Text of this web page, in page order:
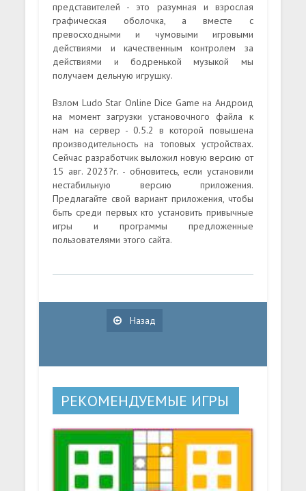
представителей - это разумная и взрослая
графическая оболочка, а вместе с
превосходными и чумовыми игровыми
действиями и качественным контролем за
действиями и бодренькой музыкой мы
получаем дельную игрушку.
Взлом Ludo Star Online Dice Game на Андроид
на момент загрузки установочного файла к
нам на сервер - 0.5.2 в которой повышена
производительность на топовых устройствах.
Сейчас разработчик выложил новую версию от
15 авг. 2023?г. - обновитесь, если установили
нестабильную версию приложения.
Предлагайте свой вариант приложения, чтобы
быть среди первых кто установить привычные
игры и программы предложенные
пользователями этого сайта.
Назад
РЕКОМЕНДУЕМЫЕ ИГРЫ